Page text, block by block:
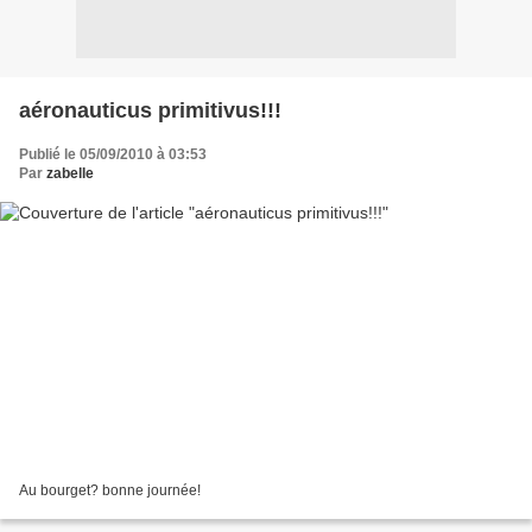
aéronauticus primitivus!!!
Publié le 05/09/2010 à 03:53
Par zabelle
Au bourget? bonne journée!